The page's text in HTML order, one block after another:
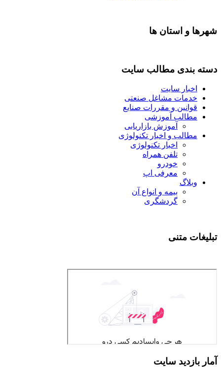
شهرها و استان ها
دسته بندی مطالب سایت
اخبار سایت
خدمات مشاغل صنعتی
قوانین و مقررات صنایع
مطالب آموزشی
آموزش بازاریابی
مطالب و اخبار تکنولوژی
اخبار تکنولوژی
تلفن همراه
خودرو
معرفی اپ
وبلاگ
بیمه و انواع آن
گردشگری
تبلیغات متنی
آمار بازدید سایت